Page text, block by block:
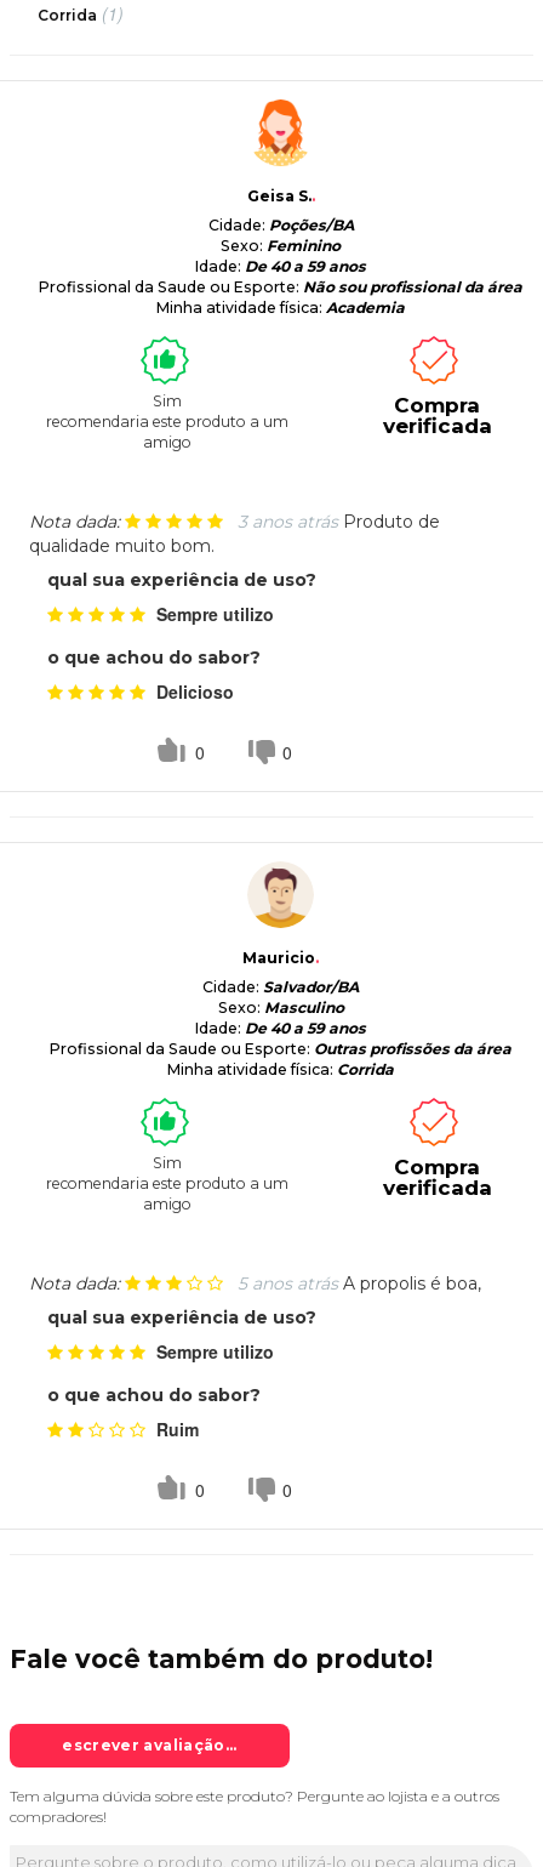
Corrida (1)
Geisa S..
Cidade: Poções/BA
Sexo: Feminino
Idade: De 40 a 59 anos
Profissional da Saude ou Esporte: Não sou profissional da área
Minha atividade física: Academia
Sim
recomendaria este produto a um
amigo
Compra
verificada
Nota dada: 3 anos atrás Produto de
qualidade muito bom.
qual sua experiência de uso?
Sempre utilizo
o que achou do sabor?
Delicioso
0 0
Mauricio.
Cidade: Salvador/BA
Sexo: Masculino
Idade: De 40 a 59 anos
Profissional da Saude ou Esporte: Outras profissões da área
Minha atividade física: Corrida
Sim
recomendaria este produto a um
amigo
Compra
verificada
Nota dada: 5 anos atrás A propolis é boa,
qual sua experiência de uso?
Sempre utilizo
o que achou do sabor?
Ruim
0 0
Fale você também do produto!
escrever avaliação...
Tem alguma dúvida sobre este produto? Pergunte ao lojista e a outros
compradores!